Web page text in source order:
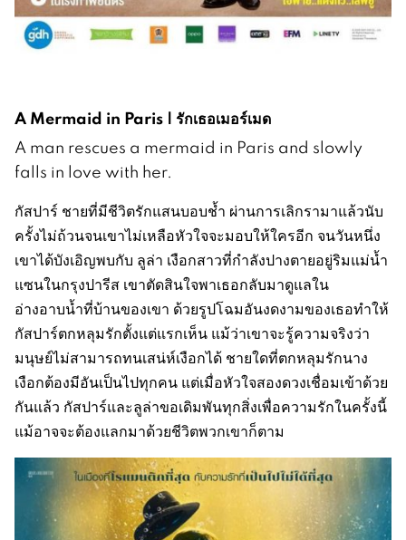
A Mermaid in Paris | รักเธอเมอร์เมด
A man rescues a mermaid in Paris and slowly
falls in love with her.
กัสปาร์ ชายที่มีชีวิตรักแสนบอบช้ำ ผ่านการเลิกรามาแล้วนับ
ครั้งไม่ถ้วนจนเขาไม่เหลือหัวใจจะมอบให้ใครอีก จนวันหนึ่ง
เขาได้บังเอิญพบกับ ลูล่า เงือกสาวที่กำลังปางตายอยู่ริมแม่น้ำ
แซนในกรุงปารีส เขาตัดสินใจพาเธอกลับมาดูแลใน
อ่างอาบน้ำที่บ้านของเขา ด้วยรูปโฉมอันงดงามของเธอทำให้
กัสปาร์ตกหลุมรักตั้งแต่แรกเห็น แม้ว่าเขาจะรู้ความจริงว่า
มนุษย์ไม่สามารถทนเสน่ห์เงือกได้ ชายใดที่ตกหลุมรักนาง
เงือกต้องมีอันเป็นไปทุกคน แต่เมื่อหัวใจสองดวงเชื่อมเข้าด้วย
กันแล้ว กัสปาร์และลูล่าขอเดิมพันทุกสิ่งเพื่อความรักในครั้งนี้
แม้อาจจะต้องแลกมาด้วยชีวิตพวกเขาก็ตาม